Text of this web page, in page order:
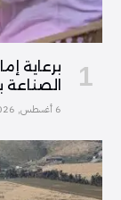
6 أغسطس, 2026